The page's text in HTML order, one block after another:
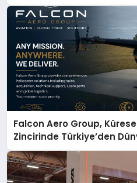
Falcon Aero Group,
Zincirinde Türkiye’den